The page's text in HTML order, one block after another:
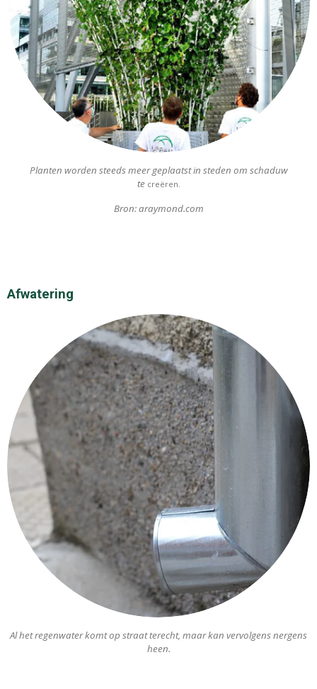
Planten worden steeds meer geplaatst in steden om schaduw
te creëren.
Bron: araymond.com
Afwatering
Al het regenwater komt op straat terecht, maar kan vervolgens nergens
heen.